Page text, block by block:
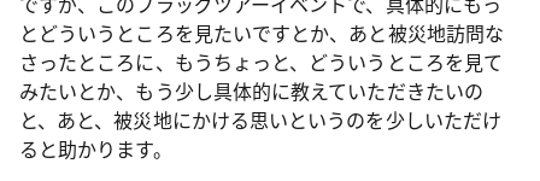
とどういうところを見たいですとか、あと被災地訪問な
さったところに、もうちょっと、どういうところを見て
みたいとか、もう少し具体的に教えていただきたいの
と、あと、被災地にかける思いというのを少しいただけ
ると助かります。